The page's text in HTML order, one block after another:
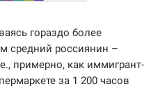
гораздо более
средний россиянин –
примерно, как иммигрант-
за 1 200 часов